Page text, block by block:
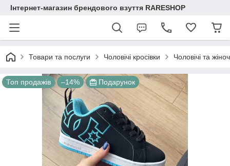
Інтернет-магазин брендового взуття RARESHOP
Товари та послуги Чоловічі кросівки Чоловічі та
Топ продажів –14% Подарунок